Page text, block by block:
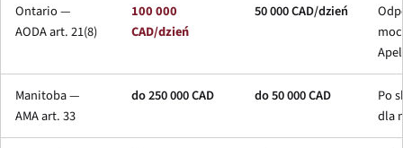
Ontario —
AODA art. 21(8)
100 000
CAD/dzień
50 000 CAD/dzień
Manitoba —
AMA art. 33
do 250 000 CAD do 50 000 CAD
Po
dla